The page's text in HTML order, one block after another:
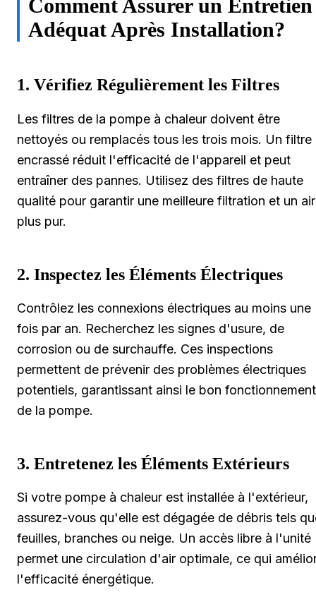
Comment Assurer un Entretien
Adéquat Après Installation?
1. Vérifiez Régulièrement les Filtres
Les filtres de la pompe à chaleur doivent être
nettoyés ou remplacés tous les trois mois. Un filtre
encrassé réduit l'efficacité de l'appareil et peut
entraîner des pannes. Utilisez des filtres de haute
qualité pour garantir une meilleure filtration et un air
plus pur.
2. Inspectez les Éléments Électriques
Contrôlez les connexions électriques au moins une
fois par an. Recherchez les signes d'usure, de
corrosion ou de surchauffe. Ces inspections
permettent de prévenir des problèmes électriques
potentiels, garantissant ainsi le bon fonctionnement
de la pompe.
3. Entretenez les Éléments Extérieurs
Si votre pompe à chaleur est installée à l'extérieur,
assurez-vous qu'elle est dégagée de débris tels
feuilles, branches ou neige. Un accès libre à l'unité
permet une circulation d'air optimale, ce qui
l'efficacité énergétique.